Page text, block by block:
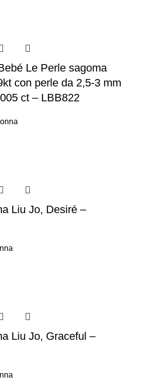
Le Perle sagoma
con perle da 2,5-3 mm
ct – LBB822
Liu Jo, Desiré –
Liu Jo, Graceful –